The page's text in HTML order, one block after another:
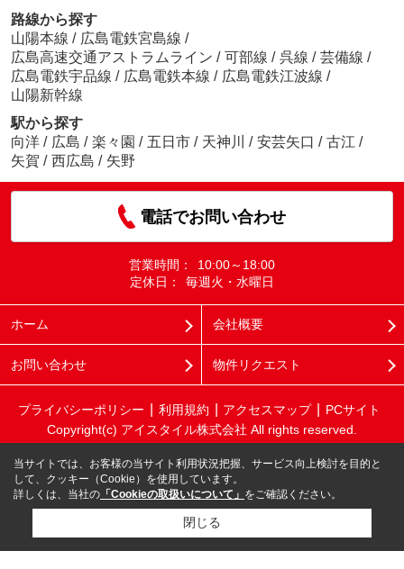
路線から探す
山陽本線 / 広島電鉄宮島線 /
広島高速交通アストラムライン / 可部線 / 呉線 / 芸備線 /
広島電鉄宇品線 / 広島電鉄本線 / 広島電鉄江波線 /
山陽新幹線
駅から探す
向洋 / 広島 / 楽々園 / 五日市 / 天神川 / 安芸矢口 / 古江 /
矢賀 / 西広島 / 矢野
電話でお問い合わせ
営業時間：
10:00～18:00
定休日：
毎週火・水曜日
ホーム 会社概要
お問い合わせ 物件リクエスト
プライバシーポリシー 利用規約 アクセスマップ
PCサイト
Copyright(c) アイスタイル株式会社 All rights reserved.
当サイトでは、お客様の当サイト利用状況把握、サービス向上検討を目的と
して、クッキー（Cookie）を使用しています。
詳しくは、当社の 「Cookieの取扱いについて」 をご確認ください。
閉じる